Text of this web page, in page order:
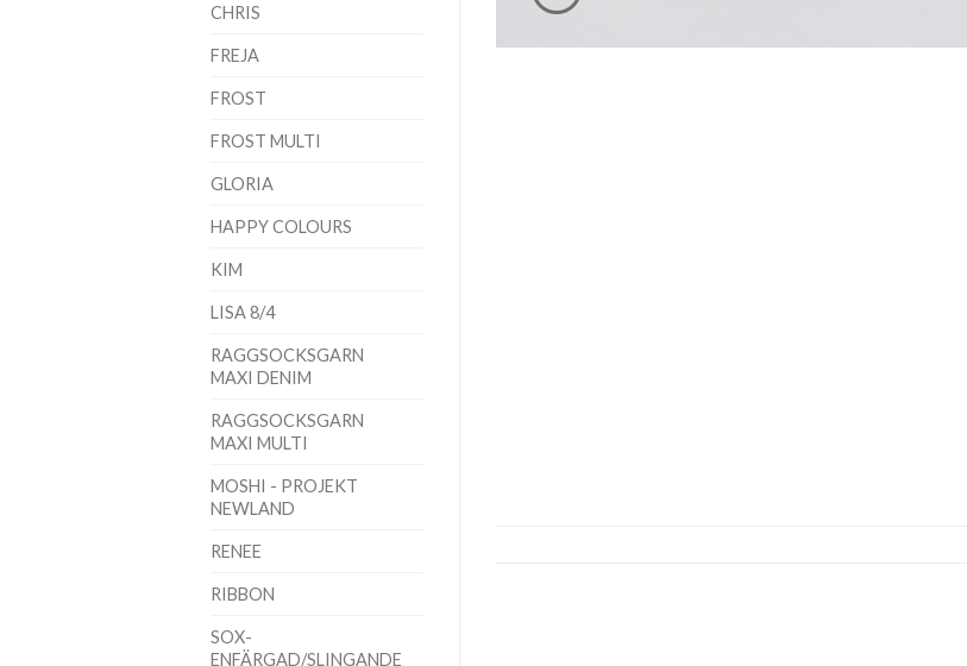
CHRIS
FREJA
FROST
FROST MULTI
GLORIA
HAPPY COLOURS
KIM
LISA 8/4
RAGGSOCKSGARN
MAXI DENIM
RAGGSOCKSGARN
MAXI MULTI
MOSHI - PROJEKT
NEWLAND
RENEE
RIBBON
SOX-
ENFÄRGAD/SLINGANDE